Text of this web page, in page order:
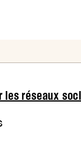
les réseaux